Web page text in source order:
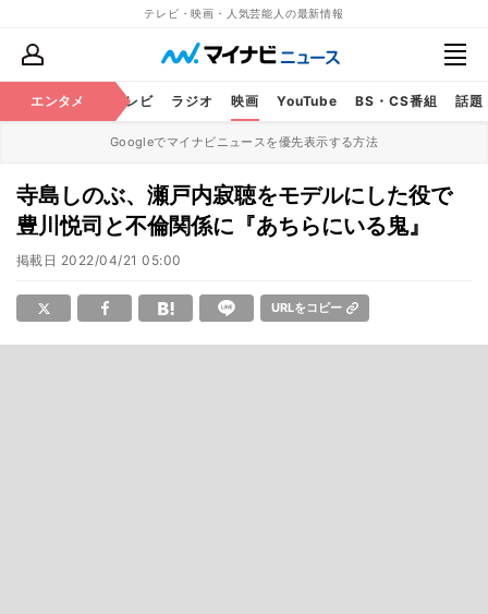
テレビ・映画・人気芸能人の最新情報
エンタメ
芸能 テレビ ラジオ 映画 YouTube BS・CS番組 話題
Googleでマイナビニュースを優先表示する方法
寺島しのぶ、瀬戸内寂聴をモデルにした役で
豊川悦司と不倫関係に『あちらにいる鬼』
掲載日 2022/04/21 05:00
URLをコピー